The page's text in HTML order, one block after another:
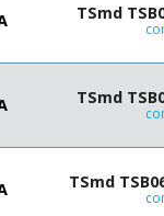
TSmd
TSmd
TSmd